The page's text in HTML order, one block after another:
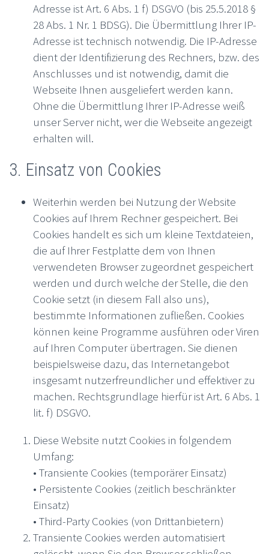
Adresse ist Art. 6 Abs. 1 f) DSGVO (bis 25.5.2018 §
28 Abs. 1 Nr. 1 BDSG). Die Übermittlung Ihrer IP-
Adresse ist technisch notwendig. Die IP-Adresse
dient der Identifizierung des Rechners, bzw. des
Anschlusses und ist notwendig, damit die
Webseite Ihnen ausgeliefert werden kann.
Ohne die Übermittlung Ihrer IP-Adresse weiß
unser Server nicht, wer die Webseite angezeigt
erhalten will.
3. Einsatz von Cookies
Weiterhin werden bei Nutzung der Website
Cookies auf Ihrem Rechner gespeichert. Bei
Cookies handelt es sich um kleine Textdateien,
die auf Ihrer Festplatte dem von Ihnen
verwendeten Browser zugeordnet gespeichert
werden und durch welche der Stelle, die den
Cookie setzt (in diesem Fall also uns),
bestimmte Informationen zufließen. Cookies
können keine Programme ausführen oder Viren
auf Ihren Computer übertragen. Sie dienen
beispielsweise dazu, das Internetangebot
insgesamt nutzerfreundlicher und effektiver zu
machen. Rechtsgrundlage hierfür ist Art. 6 Abs. 1
lit. f) DSGVO.
Diese Website nutzt Cookies in folgendem
Umfang:
• Transiente Cookies (temporärer Einsatz)
• Persistente Cookies (zeitlich beschränkter
Einsatz)
• Third-Party Cookies (von Drittanbietern)
Transiente Cookies werden automatisiert